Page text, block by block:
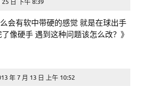
会有软中带硬的感觉 就是在球出手
像硬手 遇到这种问题该怎么改？》
年 7 月 13 日 上午 10:52